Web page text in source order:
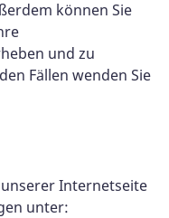
können Sie
und zu
Fällen wenden Sie
Internetseite
unter: